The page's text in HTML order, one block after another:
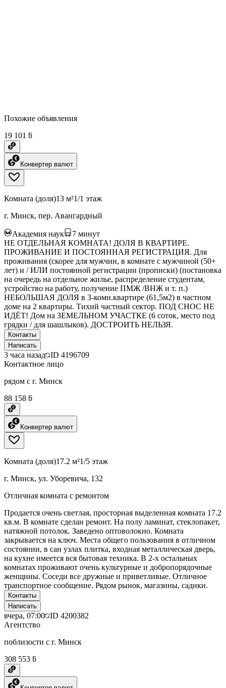
Похожие объявления
19 101 ƃ
Конвертер валют
Комната (доля)13 м²1/1 этаж
г. Минск, пер. Авангардный
Академия наук 7 минут
НЕ ОТДЕЛЬНАЯ КОМНАТА! ДОЛЯ В КВАРТИРЕ.
ПРОЖИВАНИЕ И ПОСТОЯННАЯ РЕГИСТРАЦИЯ. Для
проживания (скорее для мужчин, в комнате с мужчиной (50+
лет) и / ИЛИ постоянной регистрации (прописки) (постановка
на очередь на отдельное жилье, распределение студентам,
устройство на работу, получение ПМЖ /ВНЖ и т. п.)
НЕБОЛЬШАЯ ДОЛЯ в 3-комн.квартире (61,5м2) в частном
доме на 2 квартиры. Тихий частный сектор. ПОД СНОС НЕ
ИДЁТ! Дом на ЗЕМЕЛЬНОМ УЧАСТКЕ (6 соток, место под
грядки / для шашлыков). ДОСТРОИТЬ НЕЛЬЗЯ.
Контакты
Написать
3 часа назад ID 4196709
Контактное лицо
рядом с г. Минск
88 158 ƃ
Конвертер валют
Комната (доля)17.2 м²1/5 этаж
г. Минск, ул. Уборевича, 132
Отличная комната с ремонтом
Продается очень светлая, просторная выделенная комната 17.2
кв.м. В комнате сделан ремонт. На полу ламинат, стеклопакет,
натяжной потолок. Заведено оптоволокно. Комната
закрывается на ключ. Места общего пользования в отличном
состоянии, в сан узлах плитка, входная металлическая дверь,
на кухне имеется вся бытовая техника. В 2-х остальных
комнатах проживают очень культурные и добропорядочные
женщины. Соседи все дружные и приветливые. Отличное
транспортное сообщение. Рядом рынок, магазины, садики.
Контакты
Написать
вчера, 07:00 ID 4200382
Агентство
поблизости с г. Минск
308 553 ƃ